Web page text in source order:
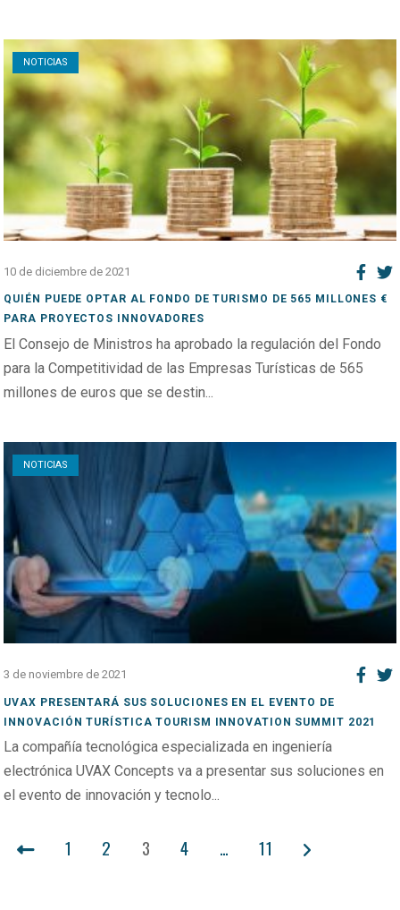
NOTICIAS
Open post
10 de diciembre de 2021
QUIÉN PUEDE OPTAR AL FONDO DE TURISMO DE 565 MILLONES €
PARA PROYECTOS INNOVADORES
El Consejo de Ministros ha aprobado la regulación del Fondo
para la Competitividad de las Empresas Turísticas de 565
millones de euros que se destin...
NOTICIAS
Open post
3 de noviembre de 2021
UVAX PRESENTARÁ SUS SOLUCIONES EN EL EVENTO DE
INNOVACIÓN TURÍSTICA TOURISM INNOVATION SUMMIT 2021
La compañía tecnológica especializada en ingeniería
electrónica UVAX Concepts va a presentar sus soluciones en
el evento de innovación y tecnolo...
PAGINACIÓN
1 2 3 4 … 11